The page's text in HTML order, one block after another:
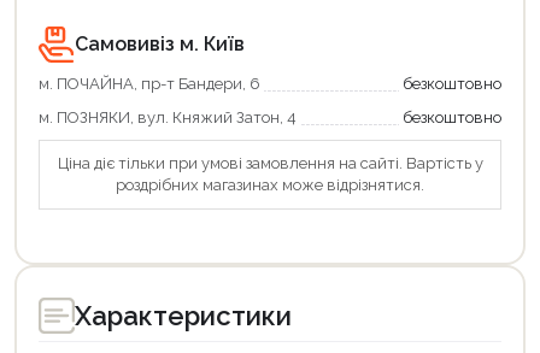
Самовивіз м. Київ
м. ПОЧАЙНА, пр-т Бандери, 6
безкоштовно
м. ПОЗНЯКИ, вул. Княжий Затон, 4
безкоштовно
Ціна діє тільки при умові замовлення на сайті. Вартість у
роздрібних магазинах може відрізнятися.
Характеристики